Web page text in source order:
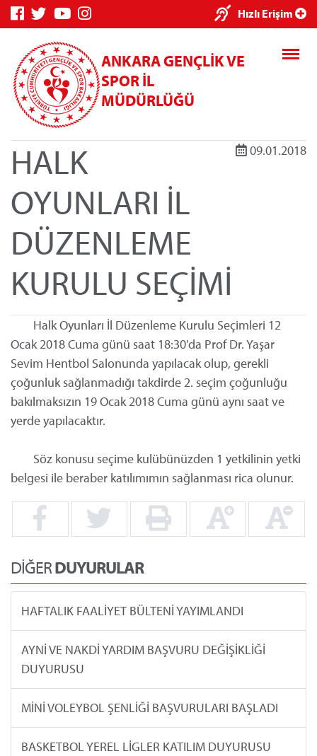
Hızlı Erişim
ANKARA GENÇLİK VE
SPOR İL
MÜDÜRLÜĞÜ
HALK
OYUNLARI İL
DÜZENLEME
KURULU SEÇİMİ
09.01.2018
Halk Oyunları İl Düzenleme Kurulu Seçimleri 12
Ocak 2018 Cuma günü saat 18:30'da Prof Dr. Yaşar
Sevim Hentbol Salonunda yapılacak olup, gerekli
çoğunluk sağlanmadığı takdirde 2. seçim çoğunluğu
bakılmaksızın 19 Ocak 2018 Cuma günü aynı saat ve
yerde yapılacaktır.
Söz konusu seçime kulübünüzden 1 yetkilinin yetki
belgesi ile beraber katılımımın sağlanması rica olunur.
DİĞERDUYURULAR
HAFTALIK FAALİYET BÜLTENİ YAYIMLANDI
AYNİ VE NAKDİ YARDIM BAŞVURU DEĞİŞİKLİĞİ
DUYURUSU
MİNİ VOLEYBOL ŞENLİĞİ BAŞVURULARI BAŞLADI
BASKETBOL YEREL LİGLER KATILIM DUYURUSU
×
Genç Bilgi
Sistemi
Kredi/Yurt
Ödeme